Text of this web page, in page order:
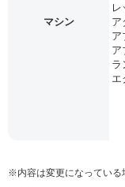
マシン
ア
ア
ア
ラ
エ
※内容は変更になっている